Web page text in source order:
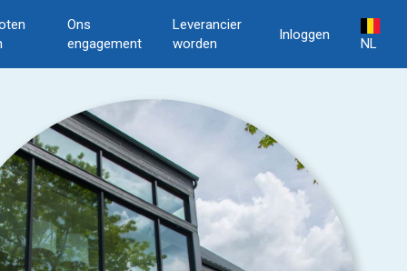
Ons
engagement
Leverancier
worden
Inloggen
NL